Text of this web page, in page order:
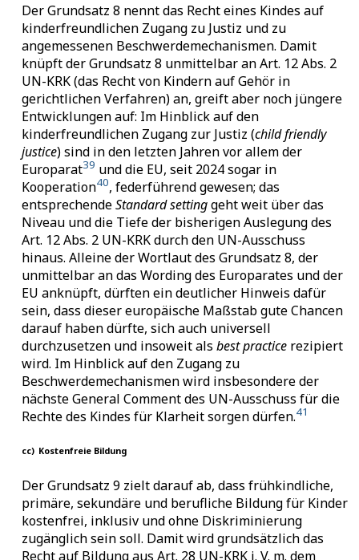
Der Grundsatz 8 nennt das Recht eines Kindes auf
kinderfreundlichen Zugang zu Justiz und zu
angemessenen Beschwerdemechanismen. Damit
knüpft der Grundsatz 8 unmittelbar an Art. 12 Abs. 2
UN-KRK (das Recht von Kindern auf Gehör in
gerichtlichen Verfahren) an, greift aber noch jüngere
Entwicklungen auf: Im Hinblick auf den
kinderfreundlichen Zugang zur Justiz (child friendly
justice) sind in den letzten Jahren vor allem der
Europarat39 und die EU, seit 2024 sogar in
Kooperation40, federführend gewesen; das
entsprechendeStandard settinggeht weit über das
Niveau und die Tiefe der bisherigen Auslegung des
Art. 12 Abs. 2 UN-KRK durch den UN-Ausschuss
hinaus. Alleine der Wortlaut des Grundsatz 8, der
unmittelbar an das Wording des Europarates und der
EU anknüpft, dürften ein deutlicher Hinweis dafür
sein, dass dieser europäische Maßstab gute Chancen
darauf haben dürfte, sich auch universell
durchzusetzen und insoweit alsbest practice rezipiert
wird. Im Hinblick auf den Zugang zu
Beschwerdemechanismen wird insbesondere der
nächste General Comment des UN-Ausschuss für die
Rechte des Kindes für Klarheit sorgen dürfen.41
cc) Kostenfreie Bildung
Der Grundsatz 9 zielt darauf ab, dass frühkindliche,
primäre, sekundäre und berufliche Bildung für Kinder
kostenfrei, inklusiv und ohne Diskriminierung
zugänglich sein soll. Damit wird grundsätzlich das
Recht auf Bildung aus Art. 28 UN-KRK i. V. m. dem